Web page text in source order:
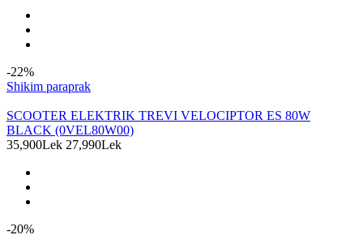
-22%
Shikim paraprak
SCOOTER ELEKTRIK TREVI VELOCIPTOR ES 80W
BLACK (0VEL80W00)
35,900Lek 27,990Lek
-20%